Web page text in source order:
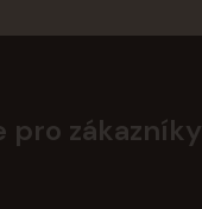
pro zákazníky